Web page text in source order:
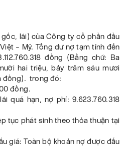
lãi) của Công ty cổ phần đầu
– Mỹ. Tổng dư nợ tạm tính đến
đồng (Bằng chữ: Ba
hai triệu, bảy trăm sáu mươi
đồng). trong đó:
đồng.
quá hạn, nợ phí: 9.623.760.318
tục phát sinh theo thỏa thuận tại
giá: Toàn bộ khoản nợ được đấu